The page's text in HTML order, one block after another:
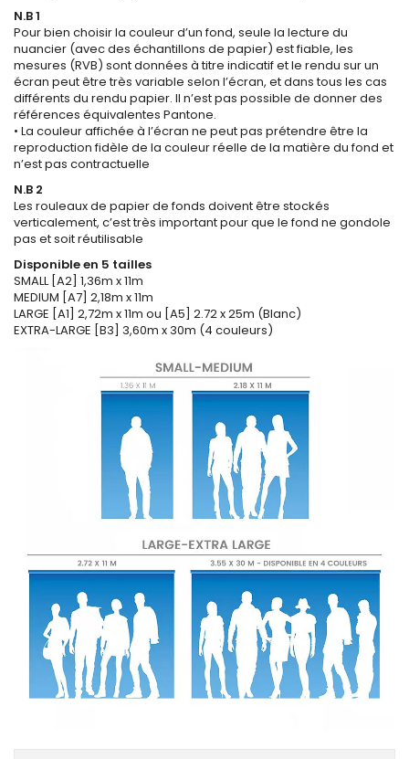
N.B 1
Pour bien choisir la couleur d’un fond, seule la lecture du
nuancier (avec des échantillons de papier) est fiable, les
mesures (RVB) sont données à titre indicatif et le rendu sur un
écran peut être très variable selon l’écran, et dans tous les cas
différents du rendu papier. Il n’est pas possible de donner des
références équivalentes Pantone.
• La couleur affichée à l’écran ne peut pas prétendre être la
reproduction fidèle de la couleur réelle de la matière du fond et
n’est pas contractuelle
N.B 2
Les rouleaux de papier de fonds doivent être stockés
verticalement, c’est très important pour que le fond ne gondole
pas et soit réutilisable
Disponible en 5 tailles
SMALL [A2] 1,36m x 11m
MEDIUM [A7] 2,18m x 11m
LARGE [A1] 2,72m x 11m ou [A5] 2.72 x 25m (Blanc)
EXTRA-LARGE [B3] 3,60m x 30m (4 couleurs)